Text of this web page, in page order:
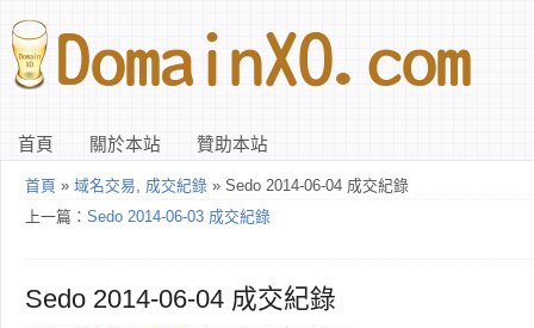
首頁 關於本站 贊助本站
首頁 » 域名交易, 成交紀錄 » Sedo 2014-06-04 成交紀錄
上一篇： Sedo 2014-06-03 成交紀錄
Sedo 2014-06-04 成交紀錄